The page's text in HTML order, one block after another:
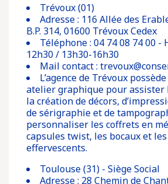
Trévoux (01)
Adresse : 116 Allée des
B.P. 314, 01600 Trévoux Cedex
Téléphone : 04 74 08 74 00 -
12h30 / 13h30-16h30
Mail contact :
L’agence de Trévoux
atelier graphique pour assister
la création de décors,
de sérigraphie et de
personnaliser les coffrets en
capsules twist, les bocaux et
effervescents.
Toulouse (31) - Siège Social
Adresse : 28 Chemin de